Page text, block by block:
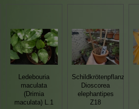
Ledebouria
maculata
(Drimia
maculata) L.1
Schildkrötenpflanze
Dioscorea
elephantipes
Z18